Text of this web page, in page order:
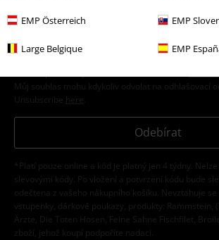
EMP Österreich EMP
Large Belgique EMP
E.M.P. Merchandising mbH může zpracovávat mé
Můj souhlas mohu kdykoliv odvolat na odhlašovací
Unsubscribe here
Odebírat
*Platí pouze online a kód je platný jen 4 týdny.
slevovými kódy. Po vložení a potvrzení kódu bude
odečtena z vašeho nákupního košíku. Nevztahuje
vstupenky, dárkové poukazy, produkty: Rammstein,
Ärzte, Die Toten Hosen, Feine Sahne Fischfilet,
zboží, jehož koupí podpoříte nadaci.